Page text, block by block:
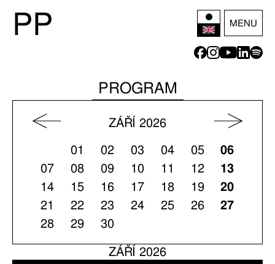
PP MENU
PROGRAM
ZÁŘÍ 2026
ZÁŘÍ 2026
01
02 03 04 05
06
07
08 09 10 11 12
13
14
15 16 17 18 19
20
21
22 23 24 25 26
27
28
29 30